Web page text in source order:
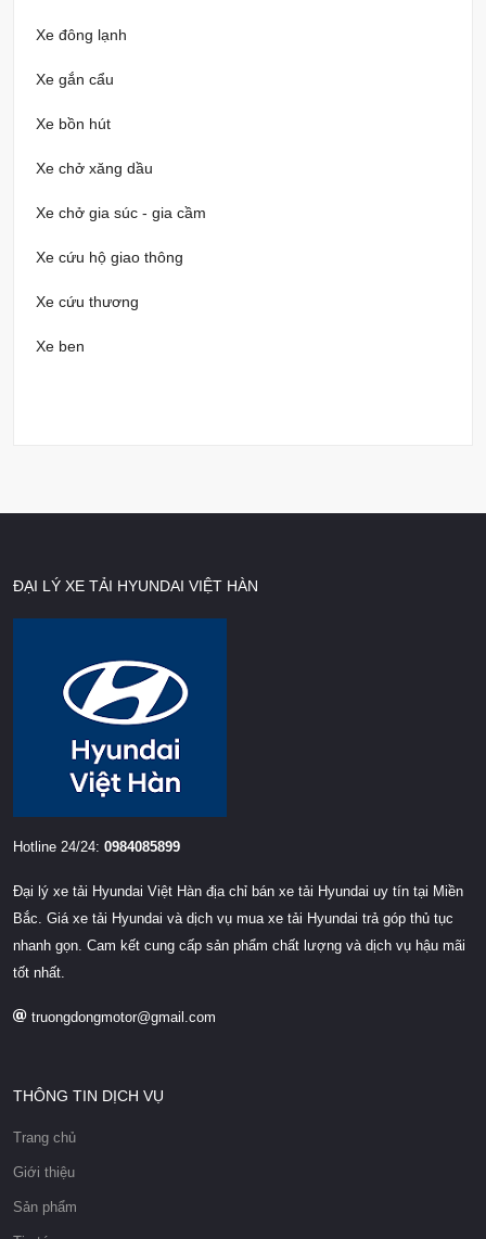
Xe đông lạnh
Xe gắn cẩu
Xe bồn hút
Xe chở xăng dầu
Xe chở gia súc - gia cầm
Xe cứu hộ giao thông
Xe cứu thương
Xe ben
ĐẠI LÝ XE TẢI HYUNDAI VIỆT HÀN
Hotline 24/24: 0984085899
Đại lý xe tải Hyundai Việt Hàn địa chỉ bán xe tải Hyundai uy tín tại Miền
Bắc. Giá xe tải Hyundai và dịch vụ mua xe tải Hyundai trả góp thủ tục
nhanh gọn. Cam kết cung cấp sản phẩm chất lượng và dịch vụ hậu mãi
tốt nhất.
truongdongmotor@gmail.com
THÔNG TIN DỊCH VỤ
Trang chủ
Giới thiệu
Sản phẩm